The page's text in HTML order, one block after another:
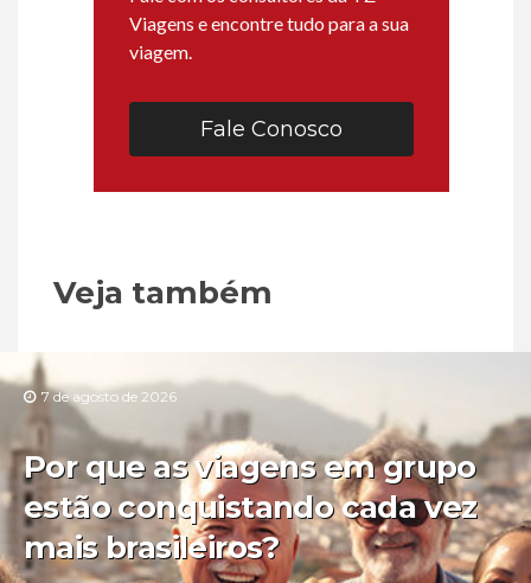
Viagens e encontre tudo para a sua
viagem.
Fale Conosco
Veja também
7 de agosto de 2026
Por que as viagens em grupo
estão conquistando cada vez
mais brasileiros?